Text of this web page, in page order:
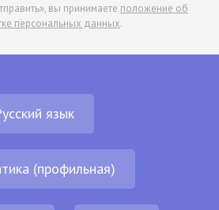
вы принимаете положение об
персональных данных.
язык
(профильная)